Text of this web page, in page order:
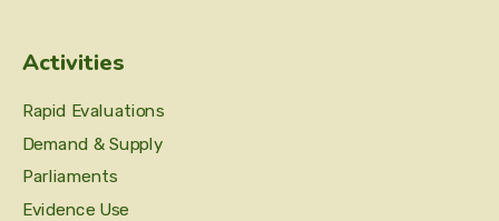
Activities
Rapid Evaluations
Demand & Supply
Parliaments
Evidence Use